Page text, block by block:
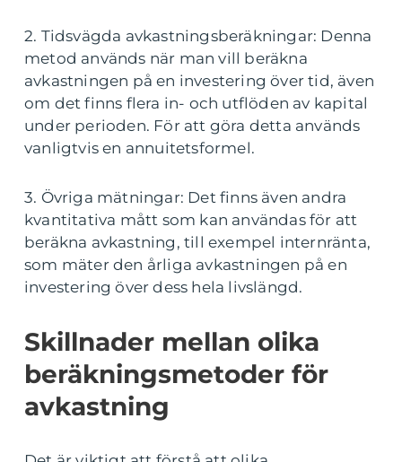
2. Tidsvägda avkastningsberäkningar: Denna
metod används när man vill beräkna
avkastningen på en investering över tid, även
om det finns flera in- och utflöden av kapital
under perioden. För att göra detta används
vanligtvis en annuitetsformel.
3. Övriga mätningar: Det finns även andra
kvantitativa mått som kan användas för att
beräkna avkastning, till exempel internränta,
som mäter den årliga avkastningen på en
investering över dess hela livslängd.
Skillnader mellan olika
beräkningsmetoder för
avkastning